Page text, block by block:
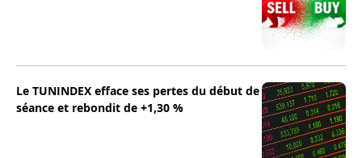
Le TUNINDEX efface ses pertes du début de
séance et rebondit de +1,30 %